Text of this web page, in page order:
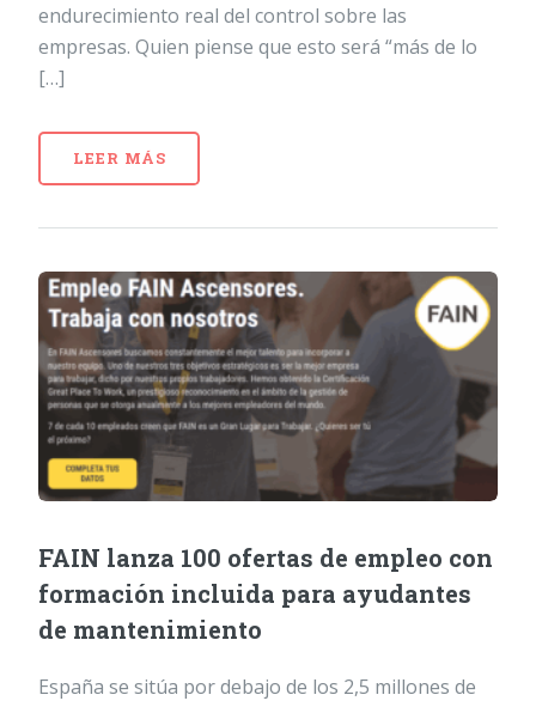
endurecimiento real del control sobre las
empresas. Quien piense que esto será “más de lo
[…]
LEER MÁS
FAIN lanza 100 ofertas de empleo con
formación incluida para ayudantes
de mantenimiento
España se sitúa por debajo de los 2,5 millones de